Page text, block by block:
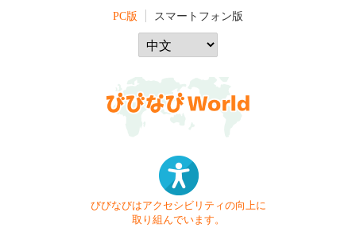
PC版 スマートフォン版
びびなびはアクセシビリティの向上に
取り組んでいます。